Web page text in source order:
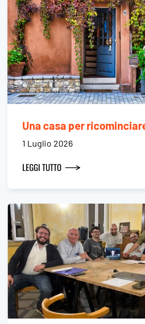
Una casa per
1 Luglio 2026
LEGGI TUTTO